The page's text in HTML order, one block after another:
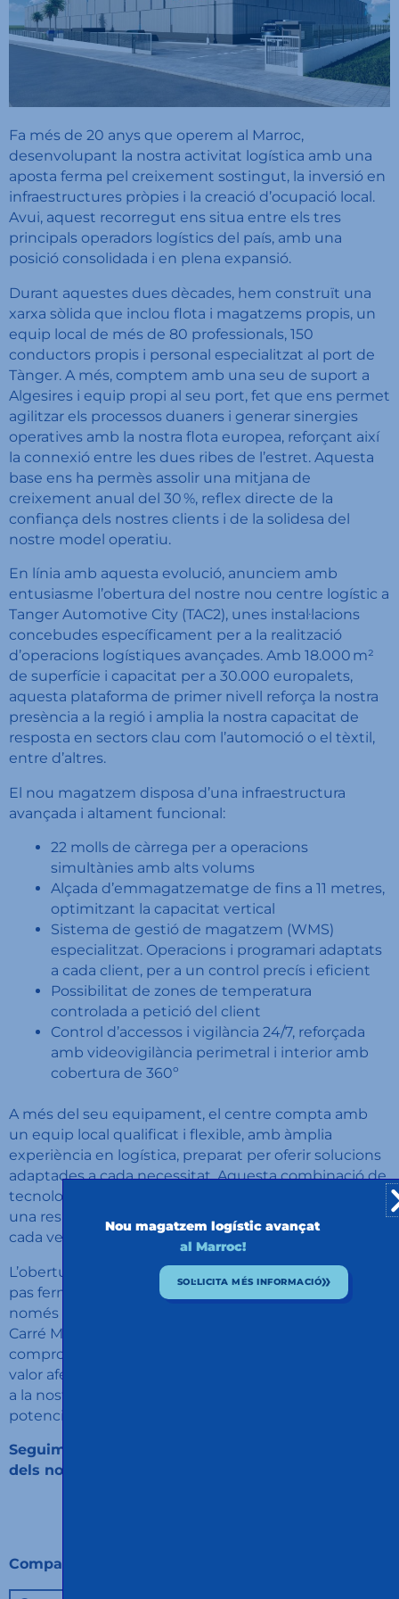
Fa més de 20 anys que operem al Marroc,
desenvolupant la nostra activitat logística amb una
aposta ferma pel creixement sostingut, la inversió en
infraestructures pròpies i la creació d’ocupació local.
Avui, aquest recorregut ens situa entre els tres
principals operadors logístics del país, amb una
posició consolidada i en plena expansió.
Durant aquestes dues dècades, hem construït una
xarxa sòlida que inclou flota i magatzems propis, un
equip local de més de 80 professionals, 150
conductors propis i personal especialitzat al port de
Tànger. A més, comptem amb una seu de suport a
Algesires i equip propi al seu port, fet que ens permet
agilitzar els processos duaners i generar sinergies
operatives amb la nostra flota europea, reforçant així
la connexió entre les dues ribes de l’estret. Aquesta
base ens ha permès assolir una mitjana de
creixement anual del 30 %, reflex directe de la
confiança dels nostres clients i de la solidesa del
nostre model operatiu.
En línia amb aquesta evolució, anunciem amb
entusiasme l’obertura del nostre nou centre logístic a
Tanger Automotive City (TAC2), unes instal·lacions
concebudes específicament per a la realització
d’operacions logístiques avançades. Amb 18.000 m²
de superfície i capacitat per a 30.000 europalets,
aquesta plataforma de primer nivell reforça la nostra
presència a la regió i amplia la nostra capacitat de
resposta en sectors clau com l’automoció o el tèxtil,
entre d’altres.
El nou magatzem disposa d’una infraestructura
avançada i altament funcional:
22 molls de càrrega per a operacions
simultànies amb alts volums
Alçada d’emmagatzematge de fins a 11 metres,
optimitzant la capacitat vertical
Sistema de gestió de magatzem (WMS)
especialitzat. Operacions i programari adaptats
a cada client, per a un control precís i eficient
Possibilitat de zones de temperatura
controlada a petició del client
Control d’accessos i vigilància 24/7, reforçada
amb videovigilància perimetral i interior amb
cobertura de 360º
A més del seu equipament, el centre compta amb
un equip local qualificat i flexible, amb àmplia
experiència en logística, preparat per oferir solucions
adaptades a cada necessitat. Aquesta combinació de
tecnologia, capacitat operativa i talent humà permet
una resposta eficient i personalitzada en un entorn
cada vegada més exigent.
L’obertura d’aquesta nova plataforma logística és un
pas ferm en la nostra estratègia internacional i no
només millora la nostra capacitat operativa a Calsina
Carré Maghreb, sinó que també reflecteix el nostre
compromís amb un servei proper, adaptable i d’alt
valor afegit. El Marroc continua sent un punt clau per
a la nostra activitat i seguirem apostant pel seu
potencial com a node logístic entre Europa i Àfrica.
Seguim avançant, seguim creixent. Sempre a prop
dels nostres clients.
Compartir:
Nou magatzem logístic avançat
al Marroc!
SOL·LICITA MÉS INFORMACIÓ